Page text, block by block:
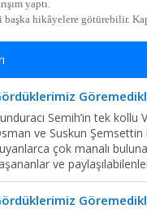
yaptı.
başka hikâyelere götürebilir.
Semih’in tek
ve Suskun
çok manalı
ve